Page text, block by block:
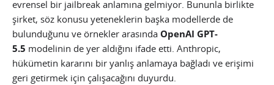
evrensel bir jailbreak anlamına gelmiyor. Bununla birlikte
şirket, söz konusu yeteneklerin başka modellerde de
bulunduğunu ve örnekler arasında OpenAI GPT-
5.5 modelinin de yer aldığını ifade etti. Anthropic,
hükümetin kararını bir yanlış anlamaya bağladı ve erişimi
geri getirmek için çalışacağını duyurdu.